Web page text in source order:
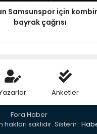
Samsunspor için
bayrak çağrısı
Anketler
Fora Haber
saklıdır. Sistem :